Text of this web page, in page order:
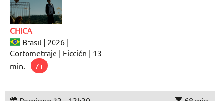
CHICA
Brasil | 2026 |
Cortometraje | Ficción | 13
min. |
7+